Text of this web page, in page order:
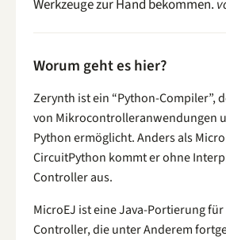
Werkzeuge zur Hand bekommen.
Worum geht es hier?
Zerynth ist ein “Python-Compiler”,
von Mikrocontrolleranwendungen
Python ermöglicht. Anders als
CircuitPython kommt er ohne
Controller aus.
MicroEJ ist eine Java-Portierung
Controller, die unter Anderem